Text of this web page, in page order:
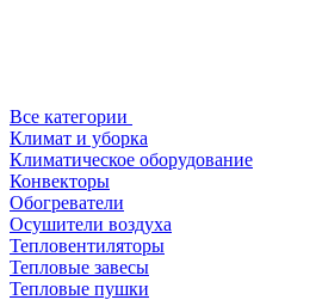
Все категории
Климат и уборка
Климатическое оборудование
Конвекторы
Обогреватели
Осушители воздуха
Тепловентиляторы
Тепловые завесы
Тепловые пушки